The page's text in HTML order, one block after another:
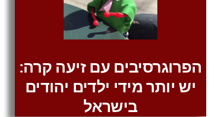
הפרוגרסיבים עם זיעה קרה:
יש יותר מידי ילדים יהודים
בישראל